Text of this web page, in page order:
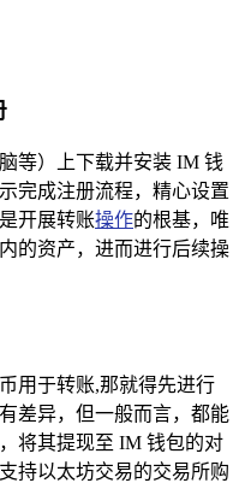
等）上下载并安装 IM 钱
完成注册流程，精心设置
开展转账操作的根基，唯
的资产，进而进行后续操
用于转账,那就得先进行
差异，但一般而言，都能
将其提现至 IM 钱包的对
持以太坊交易的交易所购